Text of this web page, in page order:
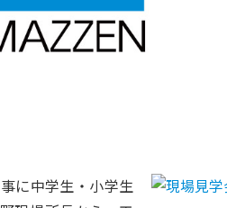
に中学生・小学生